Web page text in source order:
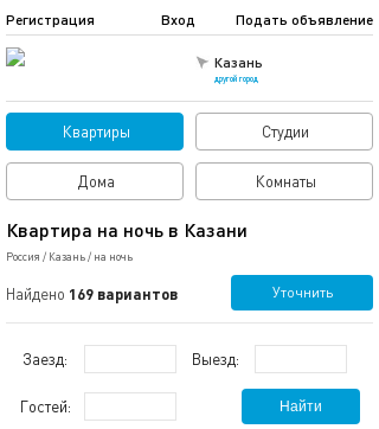
Казань
другой город
Подать объявление
Регистрация Вход
Квартиры Студии
Дома Комнаты
Квартира на ночь в Казани
Россия / Казань/ на ночь
Найдено 169 вариантов Уточнить
Заезд: Выезд:
Гостей: Найти